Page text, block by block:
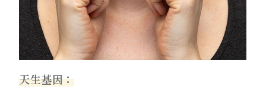
天生基因：